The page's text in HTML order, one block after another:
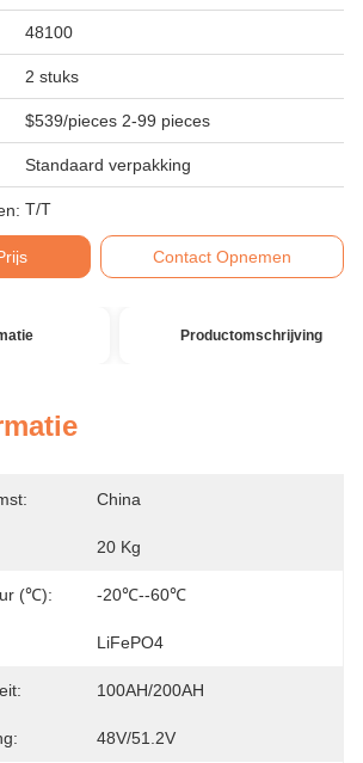
48100
2 stuks
$539/pieces 2-99 pieces
Standaard verpakking
T/T
Contact Opnemen
Productomschrijving
China
20 Kg
(℃): -20℃--60℃
LiFePO4
100AH/200AH
48V/51.2V